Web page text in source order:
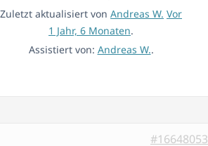
Zuletzt aktualisiert von Andreas W. Vor
1 Jahr, 6 Monaten.
Assistiert von: Andreas W..
#16648053